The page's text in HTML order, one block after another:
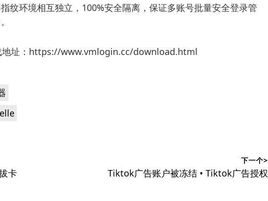
纹环境相互独立，100%安全隔离，保证多账号批量安全登录管
地址：https://www.vmlogin.cc/download.html
卡
下一个>
下
Tiktok广告账户被冻结 • Tiktok广告授权